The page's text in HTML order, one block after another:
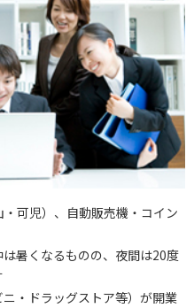
可児）、自動販売機・コイン
暑くなるものの、夜間は20度
・ドラッグストア等）が開業